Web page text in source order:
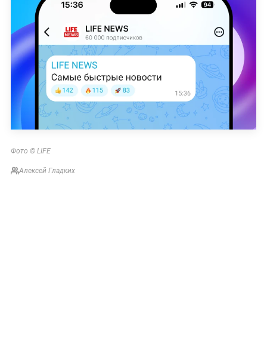
Фото © LIFE
Алексей Гладких